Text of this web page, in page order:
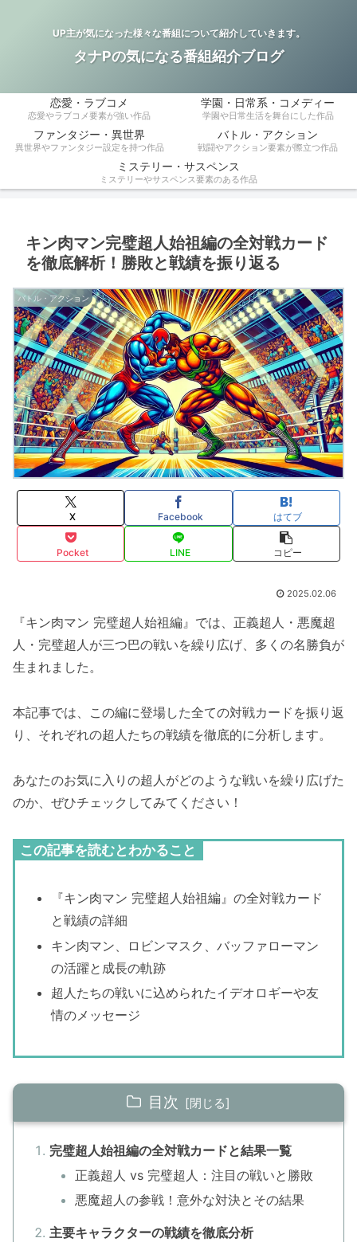
UP主が気になった様々な番組について紹介していきます。
タナPの気になる番組紹介ブログ
恋愛・ラブコメ
恋愛やラブコメ要素が強い作品
学園・日常系・コメディー
学園や日常生活を舞台にした作品
ファンタジー・異世界
異世界やファンタジー設定を持つ作品
バトル・アクション
戦闘やアクション要素が際立つ作品
ミステリー・サスペンス
ミステリーやサスペンス要素のある作品
キン肉マン完璧超人始祖編の全対戦カード
を徹底解析！勝敗と戦績を振り返る
バトル・アクション
X Facebook はてブ
Pocket LINE コピー
2025.02.06
『キン肉マン 完璧超人始祖編』では、正義超人・悪魔超
人・完璧超人が三つ巴の戦いを繰り広げ、多くの名勝負が
生まれました。
本記事では、この編に登場した全ての対戦カードを振り返
り、それぞれの超人たちの戦績を徹底的に分析します。
あなたのお気に入りの超人がどのような戦いを繰り広げた
のか、ぜひチェックしてみてください！
この記事を読むとわかること
『キン肉マン 完璧超人始祖編』の全対戦カード
と戦績の詳細
キン肉マン、ロビンマスク、バッファローマン
の活躍と成長の軌跡
超人たちの戦いに込められたイデオロギーや友
情のメッセージ
目次
完璧超人始祖編の全対戦カードと結果一覧
正義超人 vs 完璧超人：注目の戦いと勝敗
悪魔超人の参戦！意外な対決とその結果
主要キャラクターの戦績を徹底分析